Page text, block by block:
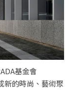
基金會
新的時尚、藝術聚